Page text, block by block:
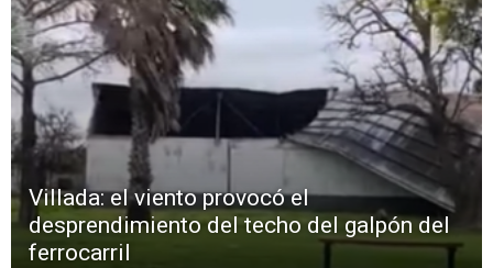
Villada: el viento provocó el
desprendimiento del techo del galpón del
ferrocarril